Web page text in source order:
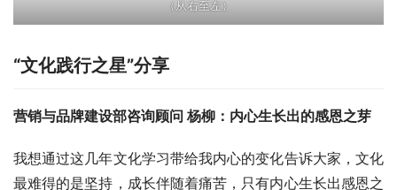
“文化践行之星”分享
营销与品牌建设部咨询顾问 杨柳：内心生长出的感恩之芽
我想通过这几年文化学习带给我内心的变化告诉大家，文化
芽，不断地去利益他人、服务社会，才能收获无限潜能。感